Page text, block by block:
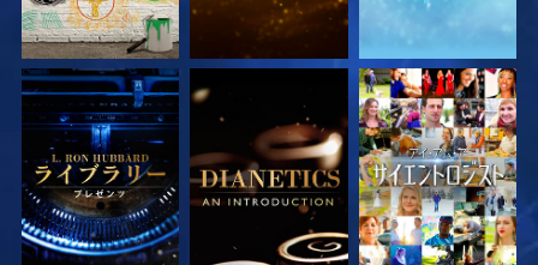
シリーズを探求 シリーズを探求 観る